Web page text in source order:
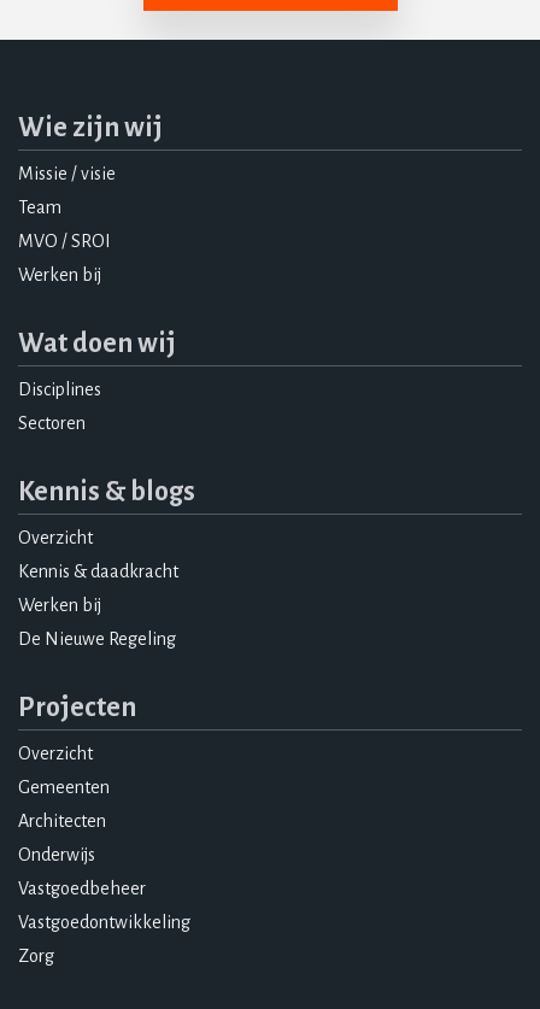
Wie zijn wij
Missie / visie
Team
MVO / SROI
Werken bij
Wat doen wij
Disciplines
Sectoren
Kennis & blogs
Overzicht
Kennis & daadkracht
Werken bij
De Nieuwe Regeling
Projecten
Overzicht
Gemeenten
Architecten
Onderwijs
Vastgoedbeheer
Vastgoedontwikkeling
Zorg